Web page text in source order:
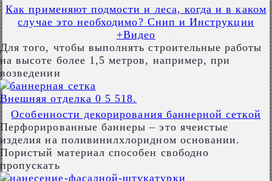
Как применяют подмости и леса, когда и в каком
случае это необходимо? Снип и Инструкции
+Видео
Для того, чтобы выполнять строительные работы
на высоте более 1,5 метров, например, при
возведении
Внешняя отделка 0 5 518.
Особенности декорирования баннерной сеткой
Перфорированные баннеры – это ячеистые
изделия на поливинилхлоридном основании.
Пористый материал способен свободно
пропускать